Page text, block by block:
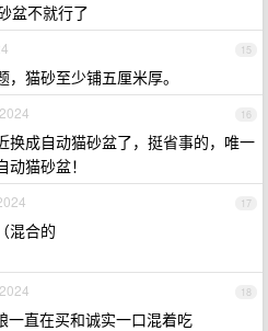
盆不就行了
15
猫砂至少铺五厘米厚。
16
换成自动猫砂盆了，挺省事的，唯一
猫砂盆！
17
混合的
18
一直在买和诚实一口混着吃